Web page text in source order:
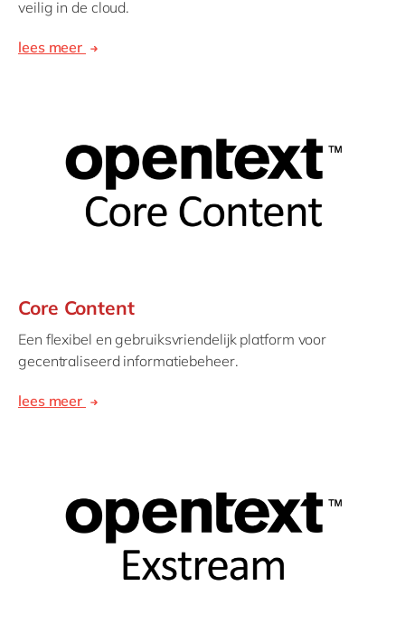
veilig in de cloud.
lees meer
Core Content
Een flexibel en gebruiksvriendelijk platform voor
gecentraliseerd informatiebeheer.
lees meer